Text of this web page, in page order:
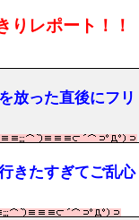
レポート！！
放った直後にフリ
きたすぎてご乱心